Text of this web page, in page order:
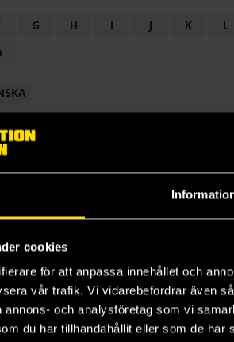
cookies
för att anpassa innehållet och
vår trafik. Vi vidarebefordrar även
annons- och analysföretag som vi
du har tillhandahållit eller som de har
G H I J K L